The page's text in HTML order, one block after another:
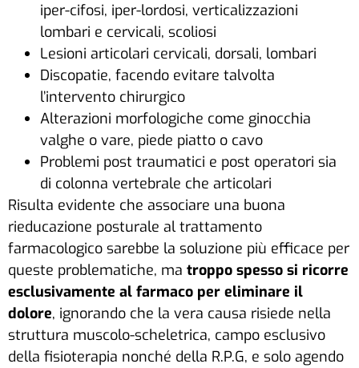
iper-cifosi, iper-lordosi, verticalizzazioni
lombari e cervicali, scoliosi
Lesioni articolari cervicali, dorsali, lombari
Discopatie, facendo evitare talvolta
l’intervento chirurgico
Alterazioni morfologiche come ginocchia
valghe o vare, piede piatto o cavo
Problemi post traumatici e post operatori sia
di colonna vertebrale che articolari
Risulta evidente che associare una buona
rieducazione posturale al trattamento
farmacologico sarebbe la soluzione più efficace per
queste problematiche, ma troppo spesso si ricorre
esclusivamente al farmaco per eliminare il
dolore, ignorando che la vera causa risiede nella
struttura muscolo-scheletrica, campo esclusivo
della fisioterapia nonché della R.P.G, e solo agendo